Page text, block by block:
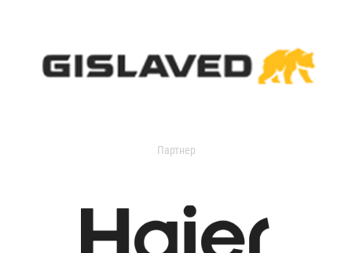
Партнер